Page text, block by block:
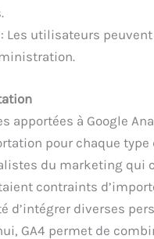
: Les utilisateurs
à Google
pour chaque type
du marketing qui
contraints
d’intégrer diverses
GA4 permet de